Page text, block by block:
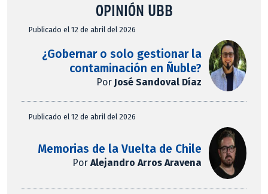
OPINIÓN UBB
Publicado el 12 de abril del 2026
¿Gobernar o solo gestionar la
contaminación en Ñuble?
Por José Sandoval Díaz
Publicado el 12 de abril del 2026
Memorias de la Vuelta de Chile
PorAlejandro Arros Aravena